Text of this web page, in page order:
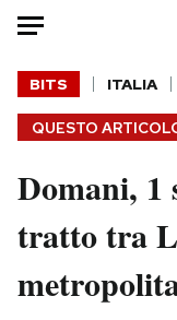
HOME
Italia
Politica
Tecnologia
Internet
QUESTO
BITS ITALIA
Domani,
tratto tra